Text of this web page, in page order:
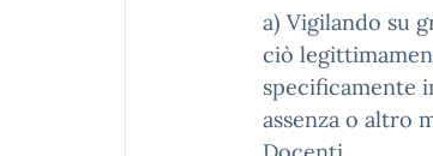
a) Vigilando su
ciò
specificamente
assenza o altro